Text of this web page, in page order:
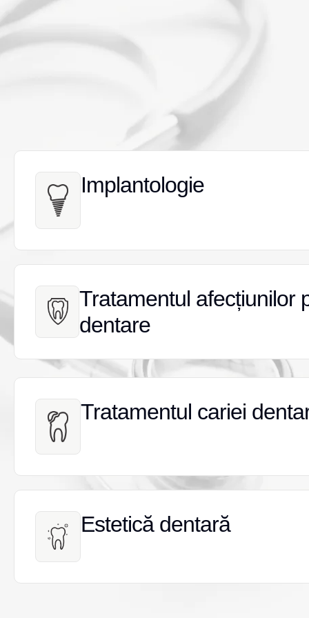
Implantologie
Implantologie
Tratamentul afecțiunilor
dentare
Tratamentul afecțiunilor
dentare
Tratamentul cariei
Tratamentul cariei
Estetică dentară
Estetică dentară